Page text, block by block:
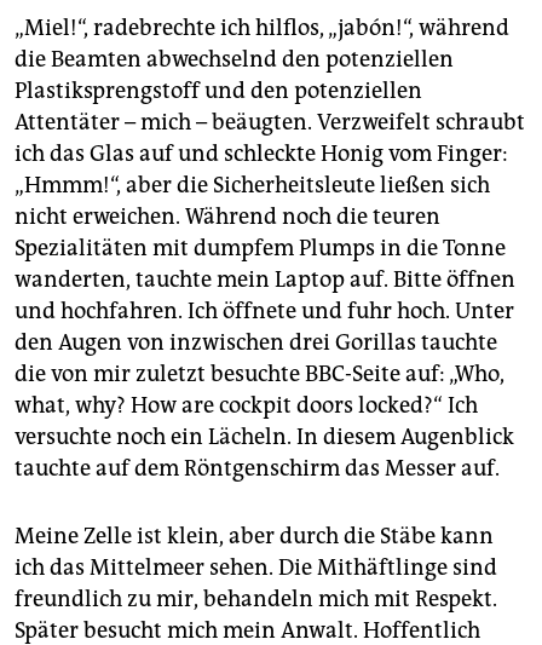
„Miel!“, radebrechte ich hilflos, „jabón!“, während
die Beamten abwechselnd den potenziellen
Plastiksprengstoff und den potenziellen
Attentäter – mich – beäugten. Verzweifelt schraubt
ich das Glas auf und schleckte Honig vom Finger:
„Hmmm!“, aber die Sicherheitsleute ließen sich
nicht erweichen. Während noch die teuren
Spezialitäten mit dumpfem Plumps in die Tonne
wanderten, tauchte mein Laptop auf. Bitte öffnen
und hochfahren. Ich öffnete und fuhr hoch. Unter
den Augen von inzwischen drei Gorillas tauchte
die von mir zuletzt besuchte BBC-Seite auf: „Who,
what, why? How are cockpit doors locked?“ Ich
versuchte noch ein Lächeln. In diesem Augenblick
tauchte auf dem Röntgenschirm das Messer auf.
Meine Zelle ist klein, aber durch die Stäbe kann
ich das Mittelmeer sehen. Die Mithäftlinge sind
freundlich zu mir, behandeln mich mit Respekt.
Später besucht mich mein Anwalt. Hoffentlich